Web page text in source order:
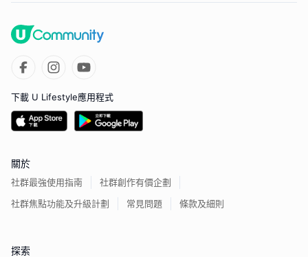
下載 U Lifestyle應用程式
關於
社群最強使用指南
社群創作有價企劃
社群焦點功能及升級計劃
常見問題 條款及細則
探索